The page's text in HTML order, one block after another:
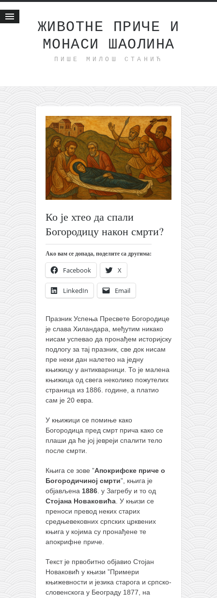
ЖИВОТНЕ ПРИЧЕ И
МОНАСИ ШАОЛИНА
ПИШЕ МИЛОШ СТАНИЋ
Животне приче
интернет пословање
исхраном до здравља
мој хаику
моменти и места
бонус садржај
светлопис
законоправило
духовни отац
православље
забрањена историја
ћирилица
породичне приче
прота Воја
уместо твитера
календар српски
азбуки и књиге
Окинава карате
најновије на блогу
моје белешке
историја каратеа
карате
кихон
кушанку
пасаи
темашивари
кобудо
нунчаку
тонфа
Ко је хтео да спали
Богородицу након смрти?
Ако вам се допада, поделите са другима:
Facebook X
LinkedIn Email
Празник Успења Пресвете Богородице
је слава Хиландара, међутим никако
нисам успевао да пронађем историјску
подлогу за тај празник, све док нисам
пре неки дан налетео на једну
књижицу у антикварници. То је малена
књижица од свега неколико пожутелих
страница из 1886. године, а платио
сам је 20 евра.
У књижици се помиње како
Богородица пред смрт прича како се
плаши да ће јој јевреји спалити тело
после смрти.
Књига се зове ”Апокрифске приче о
Богородичиној смрти”, књига је
објављена 1886. у Загребу и то од
Стојана Новаковића. У књизи се
преноси превод неких старих
средњевековних српских црквених
књига у којима су пронађене те
апокрифне приче.
Текст је првобитно објавио Стојан
Новаковић у књизи ”Примери
књижевности и језика старога и српско-
словенскога у Београду 1877, на